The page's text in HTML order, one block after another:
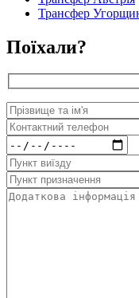
Трансфер
Поїхали?